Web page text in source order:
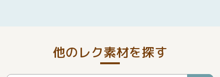
他のレク素材を探す